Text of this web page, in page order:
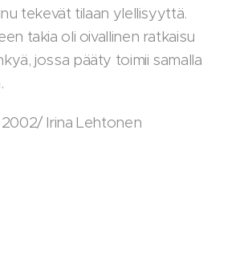
tekevät tilaan ylellisyyttä.
takia oli oivallinen ratkaisu
jossa pääty toimii samalla
2002/ Irina Lehtonen